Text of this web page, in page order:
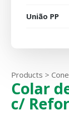
União PP
Products >
Colar
c/